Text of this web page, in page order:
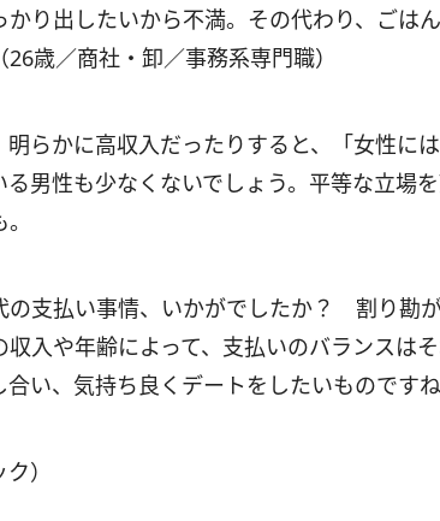
かり出したいから不満。その代わり、ごは
歳／商社・卸／事務系専門職）
らかに高収入だったりすると、「女性に
る男性も少なくないでしょう。平等な立場
の支払い事情、いかがでしたか？ 割り勘
収入や年齢によって、支払いのバランスは
い、気持ち良くデートをしたいものですね
）